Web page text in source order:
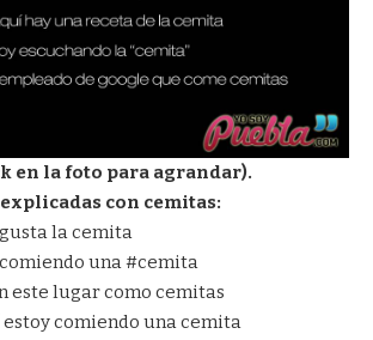
en la foto para agrandar).
con cemitas:
la cemita
una #cemita
este lugar como cemitas
estoy comiendo una cemita